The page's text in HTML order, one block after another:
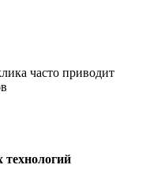
часто приводит
технологий